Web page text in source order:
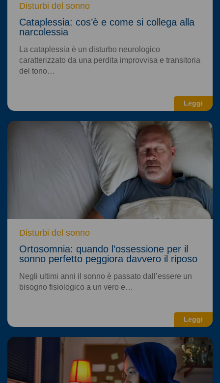
Leggi
Disturbi del sonno
Cataplessia: cos’è e come si collega alla
narcolessia
La cataplessia è un disturbo neurologico
caratterizzato da una perdita improvvisa e transitoria
del tono…
Leggi
Disturbi del sonno
Ortosomnia: quando l’ossessione per il
sonno perfetto peggiora davvero il riposo
Negli ultimi anni il sonno è passato dall’essere un
bisogno fisiologico a un vero e…